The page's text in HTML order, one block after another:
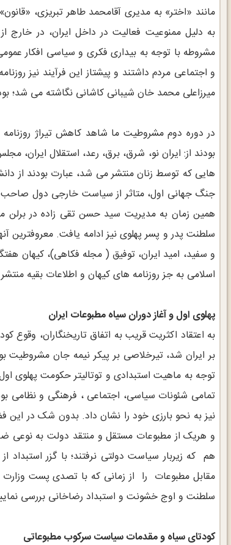
مانند «اختر» به مدیری آقامحمد طاهر تبریزی،
به دلیل ممنوعیت فعالیت در داخل ایران، در
مشروطه با توجه به بیداری فکری و سیاسی افکار
و اجتماعی مردم داشتند و پیشتاز این فرآیند نیز
میرزاعلی محمد خان شیبانی کاشانی نگاشته می شد؛
در دوره دوم مشروطیت ما شاهد کاهش تیراژ روزنامه
بودند از: ایران نو، شرق، برق، رعد، استقلال ایران،
هایی که توسط زنان منتشر می شد، عبارت بودند از دانش
جنگ جهانی اول، متاثر از سیاست خارجی دول صاحب
همین زمان به مدیریت سید حسن تقی زاده در برلن
سلطنت پدر و پسر پهلوی نیز ادامه یافت. معروفترین
و سفید، امید ایران، توفیق ( مجله فکاهی)، کیهان
اسلامی به جز روزنامه های کیهان و اطلاعات بقیه
پهلوی اول و آغاز دوران سیاه مطبوعات ایران
بر ایران شد، تیرخلاصی بر پیکر نیمه جان مشروطیت
توجه به ماهیت استبدادی و توتالیتر حکومت پهلوی
تمامی شئونات سیاسی، اجتماعی ، فرهنگی و نظامی
نیز به نحو بارزی خود را نشان داد. بدون شک در این
و هریک از مطبوعات مستقل و منتقد دولت به نوعی
هم که زیربار سیاست دولتی نرفتند؛ با گزر
مقابل مطبوعات را از زمانی که با تصدی پست
سلطنت و اوج خشونت و استبداد رضاخانی بررسی
کودتای سیاه و مقدمات سیاست سرکوب مطبوعاتی